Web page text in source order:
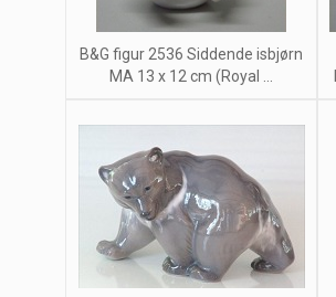
B&G figur 2536 Siddende isbjørn
MA 13 x 12 cm (Royal ...